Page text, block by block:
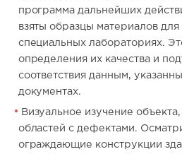
программа дальнейших
взяты образцы материалов для
специальных лабораториях.
определения их качества и
соответствия данным,
документах.
Визуальное изучение
областей с дефектами.
ограждающие конструкции